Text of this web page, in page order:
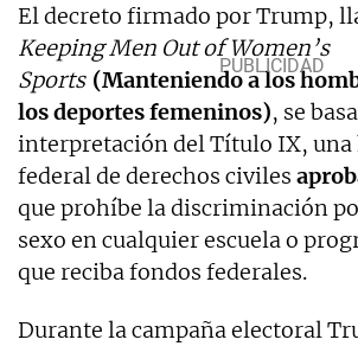
El decreto firmado por Trump,
Keeping Men Out of Women’s
Sports (Manteniendo a los
los deportes femeninos), se
interpretación del Título IX,
federal de derechos civiles
que prohíbe la discriminación
sexo en cualquier escuela o
que reciba fondos federales.
Durante la campaña electoral